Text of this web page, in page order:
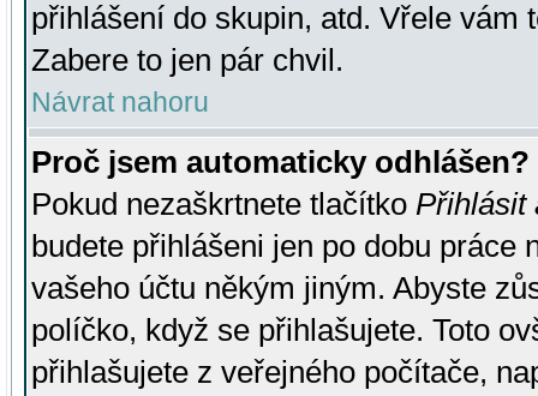
přihlášení do skupin, atd. Vřele vám
Zabere to jen pár chvil.
Návrat nahoru
Proč jsem automaticky odhlášen?
Pokud nezaškrtnete tlačítko Přihlásit
budete přihlášeni jen po dobu práce
vašeho účtu někým jiným. Abyste
políčko, když se přihlašujete. Toto
přihlašujete z veřejného počítače,